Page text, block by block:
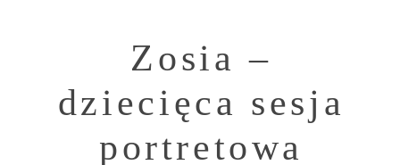
Zosia –
dziecięca sesja
portretowa